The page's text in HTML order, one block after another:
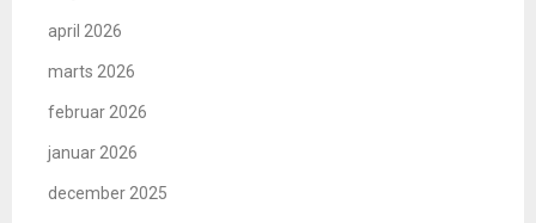
april 2026
marts 2026
februar 2026
januar 2026
december 2025